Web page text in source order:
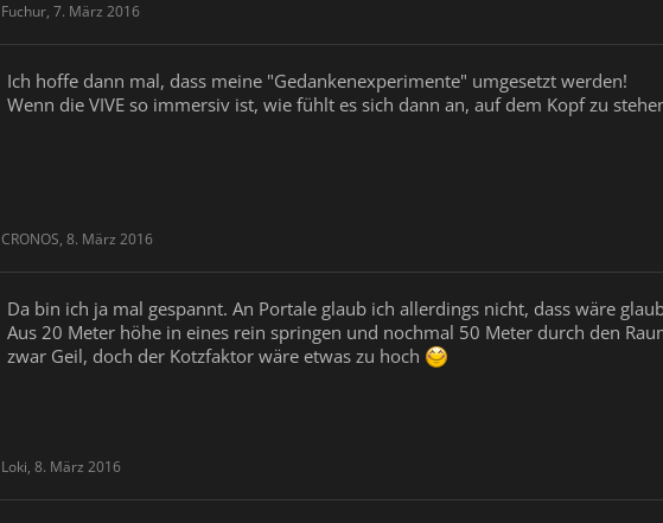
Fuchur, 7. März 2016
Ich hoffe dann mal, dass meine "Gedankenexperimente" umgesetzt werden!
Wenn die VIVE so immersiv ist, wie fühlt es sich dann an, auf dem Kopf zu
CRONOS, 8. März 2016
Da bin ich ja mal gespannt. An Portale glaub ich allerdings nicht, dass wäre
Aus 20 Meter höhe in eines rein springen und nochmal 50 Meter durch den
zwar Geil, doch der Kotzfaktor wäre etwas zu hoch
Loki, 8. März 2016